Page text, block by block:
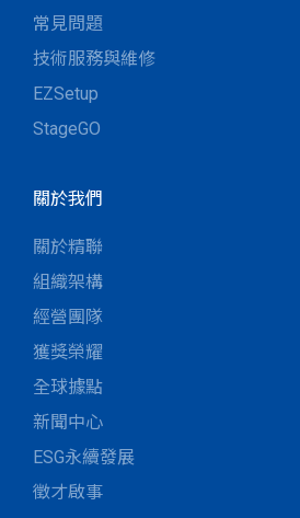
常見問題
技術服務與維修
EZSetup
StageGO
關於我們
關於精聯
組織架構
經營團隊
獲獎榮耀
全球據點
新聞中心
ESG永續發展
徵才啟事